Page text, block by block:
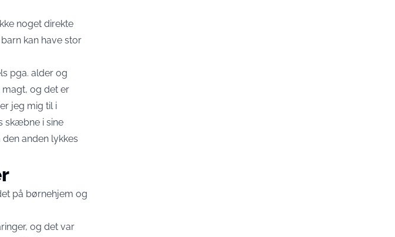
noget direkte
kan have stor
pga. alder og
magt, og det er
jeg mig til i
skæbne i sine
anden lykkes
på børnehjem og
og det var